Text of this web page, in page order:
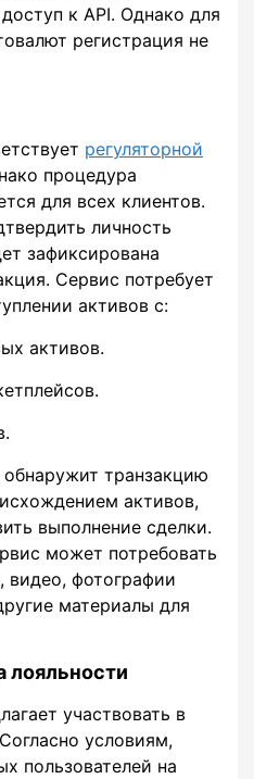
к API. Однако для
регистрация не
регуляторной
процедура
для всех клиентов.
личность
зафиксирована
Сервис потребует
активов с:
активов.
транзакцию
активов,
выполнение сделки.
может потребовать
видео, фотографии
материалы для
лояльности
участвовать в
условиям,
пользователей на